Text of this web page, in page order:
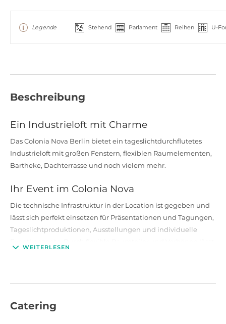
Legende Stehend Parlament Reihen U-
Beschreibung
Ein Industrieloft mit Charme
Das Colonia Nova Berlin bietet ein tageslichtdurchflutetes
Industrieloft mit großen Fenstern, flexiblen Raumelementen,
Bartheke, Dachterrasse und noch vielem mehr.
Ihr Event im Colonia Nova
Die technische Infrastruktur in der Location ist gegeben und
lässt sich perfekt einsetzen für Präsentationen und Tagungen,
Tageslichtproduktionen, Ausstellungen und individuelle
Ausstattung
WEITERLESEN
Catering